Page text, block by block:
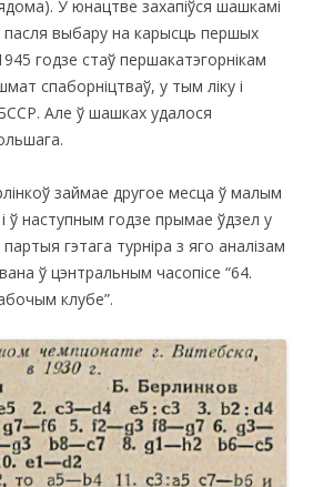
У юнацтве захапіўся шашкамі
пасля выбару на карысць першых
годзе стаў першакатэгорнікам
спаборніцтваў, у тым ліку і
Але ў шашках удалося
займае другое месца ў малым
ў наступным годзе прымае ўдзел у
гэтага турніра з яго аналізам
ў цэнтральным часопісе “64.
клубе”.